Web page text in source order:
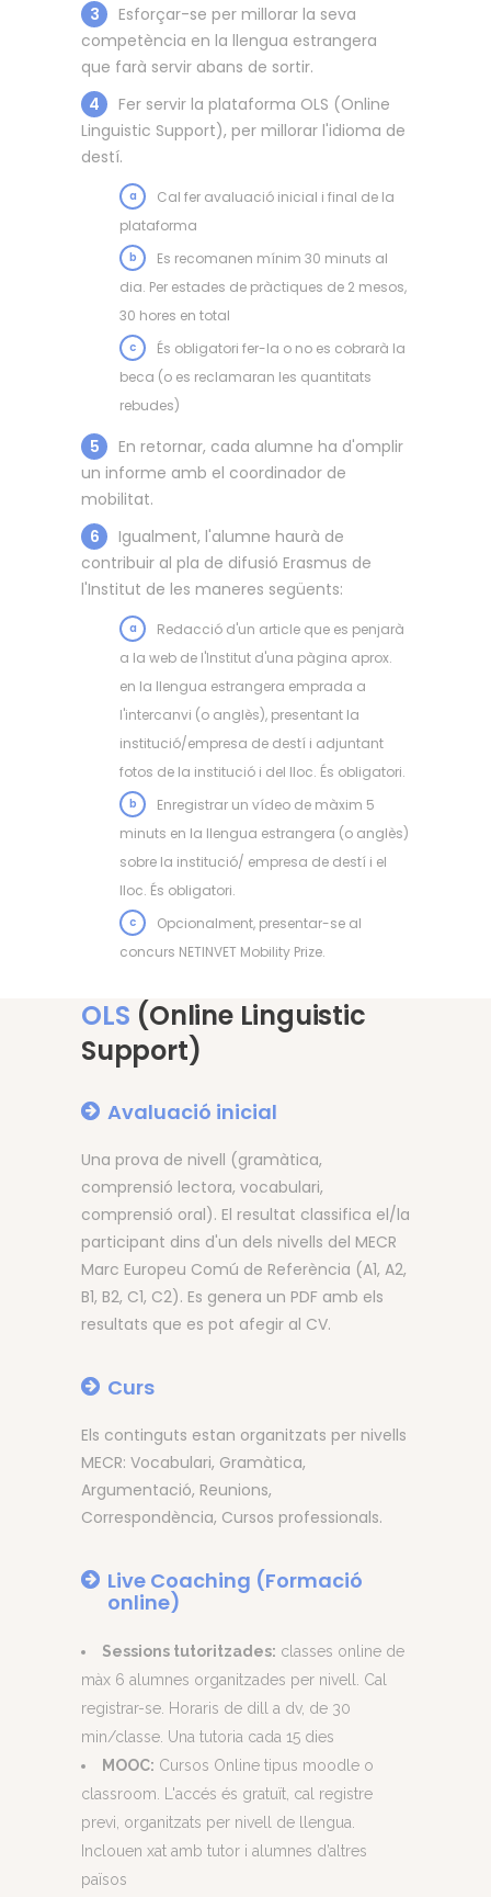
3
Esforçar-se per millorar la seva
competència en la llengua estrangera
que farà servir abans de sortir.
4
Fer servir la plataforma OLS (Online
Linguistic Support), per millorar l'idioma de
destí.
a
Cal fer avaluació inicial i final de la
plataforma
b
Es recomanen mínim 30 minuts al
dia. Per estades de pràctiques de 2 mesos,
30 hores en total
c
És obligatori fer-la o no es cobrarà la
beca (o es reclamaran les quantitats
rebudes)
5
En retornar, cada alumne ha d'omplir
un informe amb el coordinador de
mobilitat.
6
Igualment, l'alumne haurà de
contribuir al pla de difusió Erasmus de
l'Institut de les maneres següents:
a
Redacció d'un article que es penjarà
a la web de l'Institut d'una pàgina aprox.
en la llengua estrangera emprada a
l'intercanvi (o anglès), presentant la
institució/empresa de destí i adjuntant
fotos de la institució i del lloc. És obligatori.
b
Enregistrar un vídeo de màxim 5
minuts en la llengua estrangera (o anglès)
sobre la institució/ empresa de destí i el
lloc. És obligatori.
c
Opcionalment, presentar-se al
concurs NETINVET Mobility Prize.
OLS (Online Linguistic
Support)
Avaluació inicial
Una prova de nivell (gramàtica,
comprensió lectora, vocabulari,
comprensió oral). El resultat classifica el/la
participant dins d'un dels nivells del MECR
Marc Europeu Comú de Referència (A1, A2,
B1, B2, C1, C2). Es genera un PDF amb els
resultats que es pot afegir al CV.
Curs
Els continguts estan organitzats per nivells
MECR: Vocabulari, Gramàtica,
Argumentació, Reunions,
Correspondència, Cursos professionals.
Live Coaching (Formació
online)
Sessions tutoritzades: classes online de
màx 6 alumnes organitzades per nivell. Cal
registrar-se. Horaris de dill a dv, de 30
min/classe. Una tutoria cada 15 dies
MOOC: Cursos Online tipus moodle o
classroom. L'accés és gratuït, cal registre
previ, organitzats per nivell de llengua.
Inclouen xat amb tutor i alumnes d’altres
països